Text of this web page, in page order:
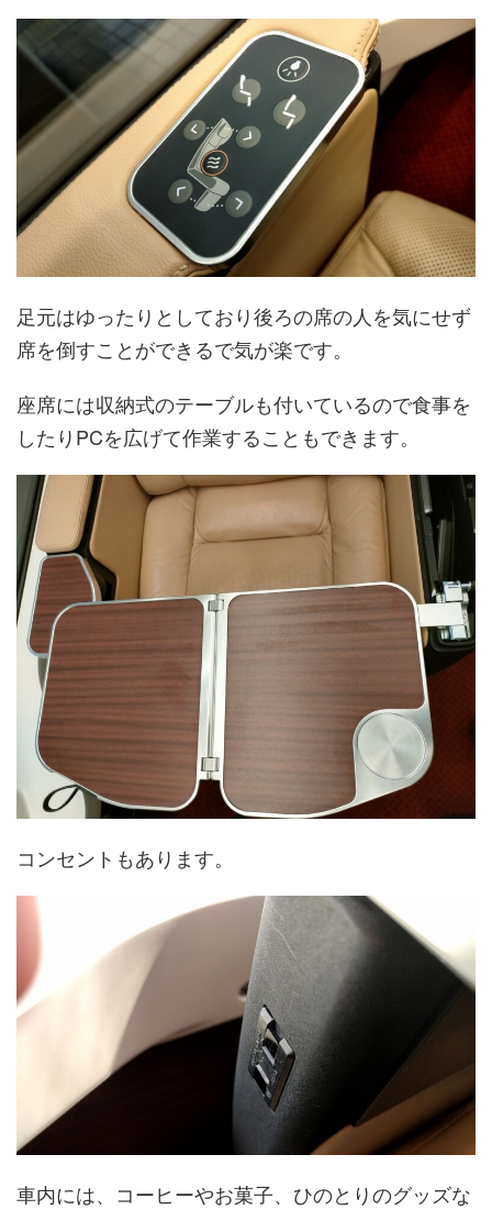
足元はゆったりとしており後ろの席の人を気にせず
席を倒すことができるで気が楽です。
座席には収納式のテーブルも付いているので食事を
したりPCを広げて作業することもできます。
コンセントもあります。
車内には、コーヒーやお菓子、ひのとりのグッズな